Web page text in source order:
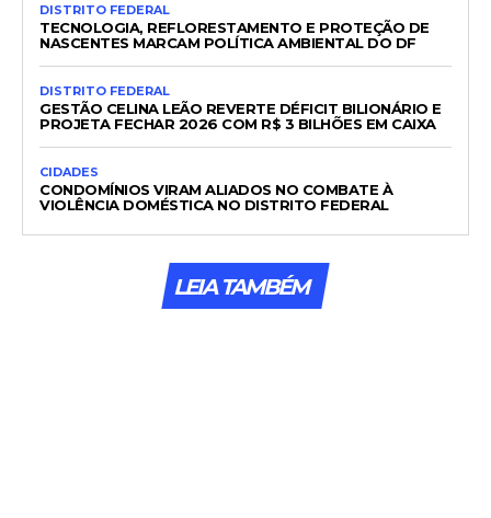
DISTRITO FEDERAL
TECNOLOGIA, REFLORESTAMENTO E PROTEÇÃO DE
NASCENTES MARCAM POLÍTICA AMBIENTAL DO DF
DISTRITO FEDERAL
GESTÃO CELINA LEÃO REVERTE DÉFICIT BILIONÁRIO E
PROJETA FECHAR 2026 COM R$ 3 BILHÕES EM CAIXA
CIDADES
CONDOMÍNIOS VIRAM ALIADOS NO COMBATE À
VIOLÊNCIA DOMÉSTICA NO DISTRITO FEDERAL
LEIA TAMBÉM